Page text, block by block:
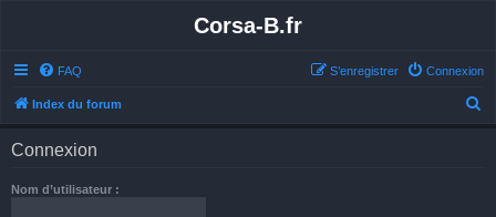
Corsa-B.fr
FAQ Connexion
S’enregistrer
Index du forum
Connexion
Nom d’utilisateur :